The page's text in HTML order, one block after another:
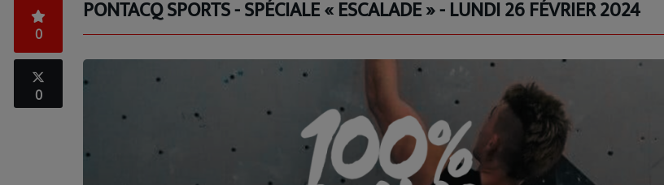
QUI SOMMES-NOUS ?
GRILLE DES PROGRAMMES
C'ÉTAIT QUOI CE TITRE ?
PONTACQ SPORTS - SPÉCIALE « ESCALADE » - LUNDI 26 FÉVRIER 2024
0
0